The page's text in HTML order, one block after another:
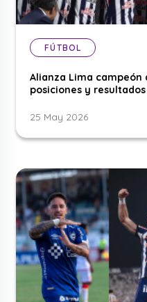
FÚTBOL
Alianza Lima
posiciones y
25 May 2026